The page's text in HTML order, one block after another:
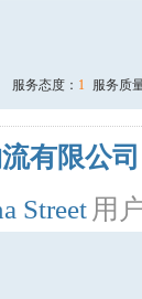
服务态度： 1 服务质
有限公司
Street 用